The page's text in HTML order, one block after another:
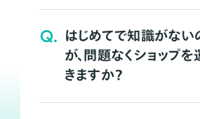
Q. はじめてで知識がない
が、問題なくショップ
きますか？